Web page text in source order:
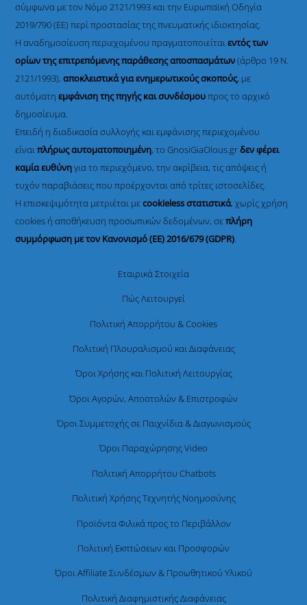
σύμφωνα με τον Νόμο 2121/1993 και την Ευρωπαϊκή Οδηγία
2019/790 (ΕΕ) περί προστασίας της πνευματικής ιδιοκτησίας.
Η αναδημοσίευση περιεχομένου πραγματοποιείταιεντός των
ορίων της επιτρεπόμενης παράθεσης αποσπασμάτων(άρθρο 19 Ν.
2121/1993), αποκλειστικά για ενημερωτικούς σκοπούς, με
αυτόματηεμφάνιση της πηγής και συνδέσμουπρος το αρχικό
δημοσίευμα.
Επειδή η διαδικασία συλλογής και εμφάνισης περιεχομένου
είναιπλήρως αυτοματοποιημένη, το GnosiGiaOlous.grδεν φέρει
καμία ευθύνηγια το περιεχόμενο, την ακρίβεια, τις απόψεις ή
τυχόν παραβιάσεις που προέρχονται από τρίτες ιστοσελίδες.
Η επισκεψιμότητα μετριέται μεcookieless στατιστικά, χωρίς χρήση
cookies ή αποθήκευση προσωπικών δεδομένων, σεπλήρη
συμμόρφωση με τον Κανονισμό (ΕΕ) 2016/679 (GDPR).
Εταιρικά Στοιχεία
Πώς Λειτουργεί
Πολιτική Απορρήτου & Cookies
Πολιτική Πλουραλισμού και Διαφάνειας
Όροι Χρήσης και Πολιτική Λειτουργίας
Όροι Αγορών, Αποστολών & Επιστροφών
Όροι Συμμετοχής σε Παιχνίδια & Διαγωνισμούς
Όροι Παραχώρησης Video
Πολιτική Απορρήτου Chatbots
Πολιτική Χρήσης Τεχνητής Νοημοσύνης
Προϊόντα Φιλικά προς το Περιβάλλον
Πολιτική Εκπτώσεων και Προσφορών
Όροι Affiliate Συνδέσμων & Προωθητικού Υλικού
Πολιτική Διαφημιστικής Διαφάνειας